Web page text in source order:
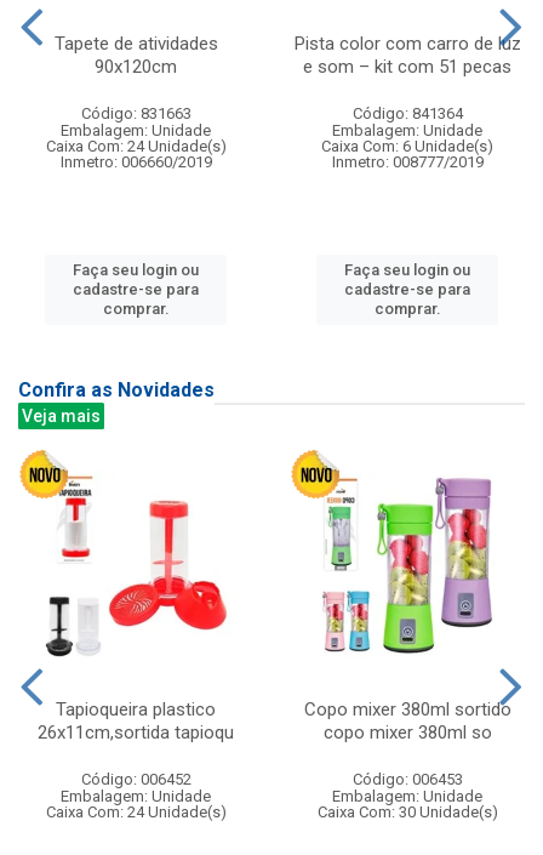
Tapete de atividades
90x120cm
Código: 831663
Embalagem: Unidade
Caixa Com: 24 Unidade(s)
Inmetro: 006660/2019
Faça seu login ou
cadastre-se para
comprar.
Pista color com carro de luz
e som – kit com 51 pecas
Código: 841364
Embalagem: Unidade
Caixa Com: 6 Unidade(s)
Inmetro: 008777/2019
Faça seu login ou
cadastre-se para
comprar.
Confira as Novidades
Veja mais
Tapioqueira plastico
26x11cm,sortida tapioqu
Código: 006452
Embalagem: Unidade
Caixa Com: 24 Unidade(s)
Copo mixer 380ml sortido
copo mixer 380ml so
Código: 006453
Embalagem: Unidade
Caixa Com: 30 Unidade(s)